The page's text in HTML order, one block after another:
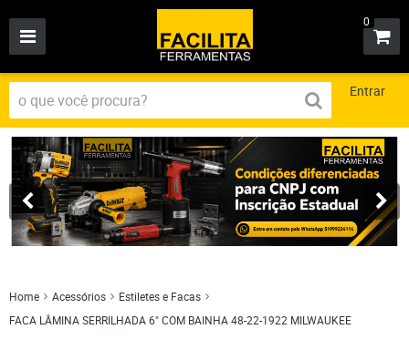
0
Entrar
Home Acessórios
Estiletes e Facas
FACA LÂMINA SERRILHADA 6" COM BAINHA 48-22-1922 MILWAUKEE